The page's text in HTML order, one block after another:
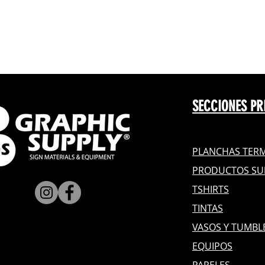
SECCIONES
PLANCHAS
PRODUCTOS
TSHIRTS
TINTAS
VASOS Y
EQUIPOS